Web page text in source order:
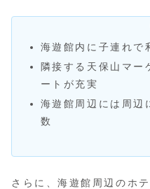
海遊館内に子連れで
隣接する天保山マー
ートが充実
海遊館周辺には周辺
数
さらに、海遊館周辺のホ